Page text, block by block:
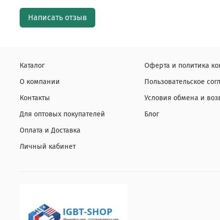
Написать отзыв
Каталог
О компании
Контакты
Для оптовых покупателей
Оплата и Доставка
Личный кабинет
Оферта и политика
Пользовательское
Условия обмена и
Блог